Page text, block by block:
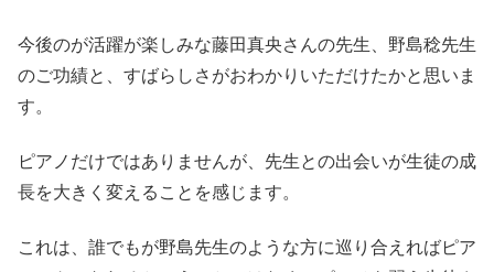
今後のが活躍が楽しみな藤田真央さんの先生、野島稔先生
のご功績と、すばらしさがおわかりいただけたかと思いま
す。
ピアノだけではありませんが、先生との出会いが生徒の成
長を大きく変えることを感じます。
これは、誰でもが野島先生のような方に巡り合えればピア